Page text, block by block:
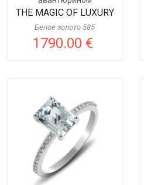
THE MAGIC OF LUXURY
Белое золото 585
1790.00 €